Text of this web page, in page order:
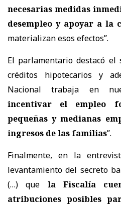
necesarias medidas
desempleo y apoyar a la
materializan esos efectos”.
El parlamentario destacó
créditos hipotecarios y
Nacional trabaja en
incentivar el empleo
pequeñas y medianas
ingresos de las familias”.
Finalmente, en la
levantamiento del secreto
(…) que la Fiscalía
atribuciones posibles